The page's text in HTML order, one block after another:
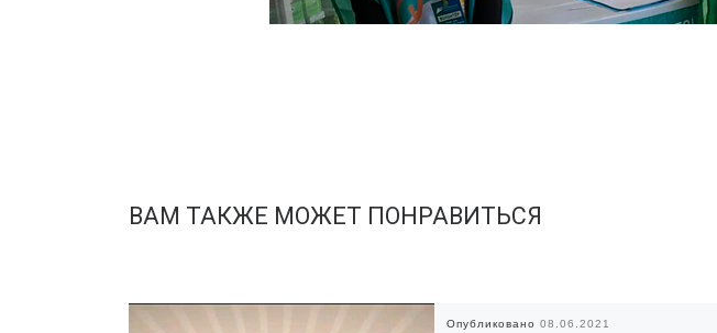
ВАМ ТАКЖЕ МОЖЕТ ПОНРАВИТЬСЯ
Опубликовано 08.06.2021